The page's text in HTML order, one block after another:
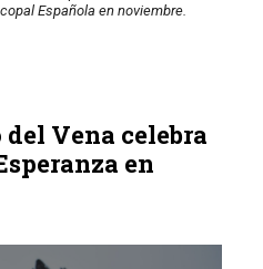
Española en noviembre.
Vena celebra
en